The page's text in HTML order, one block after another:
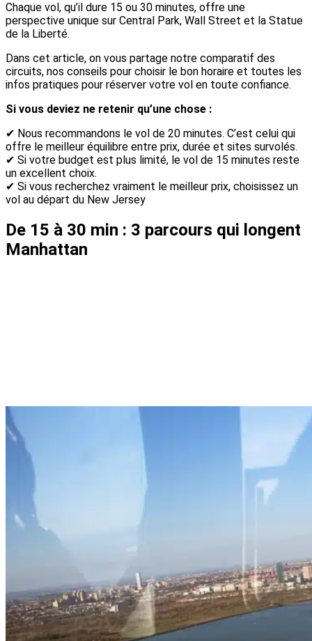
Chaque vol, qu’il dure 15 ou 30 minutes, offre une
perspective unique sur Central Park, Wall Street et la Statue
de la Liberté.
Dans cet article, on vous partage notre comparatif des
circuits, nos conseils pour choisir le bon horaire et toutes les
infos pratiques pour réserver votre vol en toute confiance.
Si vous deviez ne retenir qu’une chose :
✔ Nous recommandons le vol de 20 minutes. C’est celui qui
offre le meilleur équilibre entre prix, durée et sites survolés.
✔ Si votre budget est plus limité, le vol de 15 minutes reste
un excellent choix.
✔ Si vous recherchez vraiment le meilleur prix, choisissez un
vol au départ du New Jersey
De 15 à 30 min : 3 parcours qui longent
Manhattan